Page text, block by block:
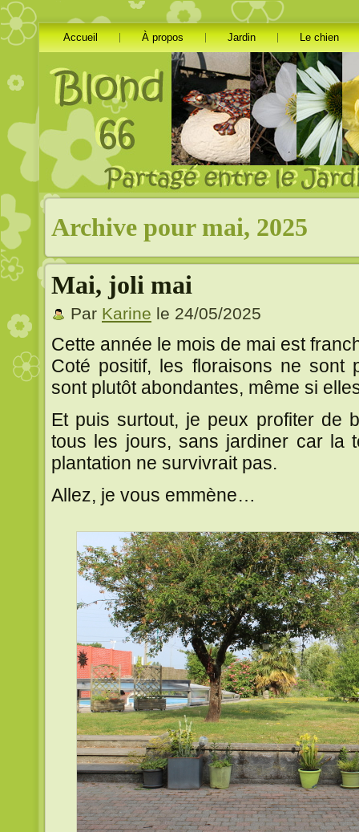
Accueil À propos Jardin Le chien
Archive pour mai, 2025
Mai, joli mai
Par Karine le 24/05/2025
Cette année le mois de mai est
Coté positif, les floraisons ne sont
sont plutôt abondantes, même si
Et puis surtout, je peux profiter de
tous les jours, sans jardiner car la
plantation ne survivrait pas.
Allez, je vous emmène…